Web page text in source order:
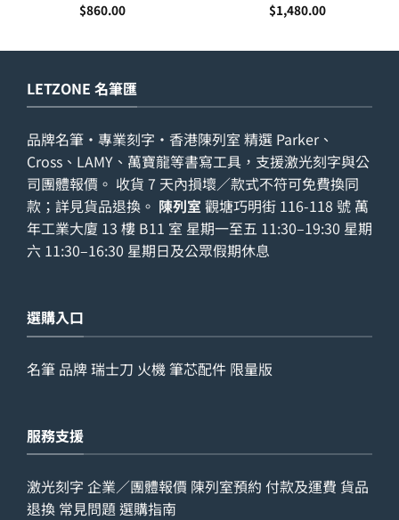
$860.00 $1,480.00
LETZONE 名筆匯
品牌名筆・專業刻字・香港陳列室 精選 Parker、
Cross、LAMY、萬寶龍等書寫工具，支援激光刻字與公
司團體報價。 收貨 7 天內損壞／款式不符可免費換同
款；詳見貨品退換 。 陳列室 觀塘巧明街 116-118 號 萬
年工業大廈 13 樓 B11 室 星期一至五 11:30–19:30 星期
六 11:30–16:30 星期日及公眾假期休息
選購入口
名筆 品牌瑞士刀 火機 筆芯配件 限量版
服務支援
激光刻字 企業／團體報價 陳列室預約 付款及運費 貨品
退換 常見問題 選購指南